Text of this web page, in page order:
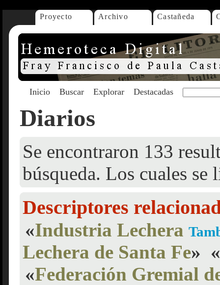
Proyecto Archivo Castañeda
Inicio Buscar Explorar Destacadas
Diarios
Se encontraron 133
búsqueda. Los cuales se
Descriptores
«Industria Lechera
Lechera de Santa Fe» «
«Federación Gremial